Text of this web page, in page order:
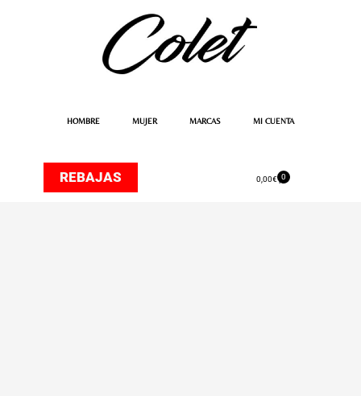
HOMBRE MUJER MARCAS MI CUENTA
REBAJAS 0,00€ 0
Carrito